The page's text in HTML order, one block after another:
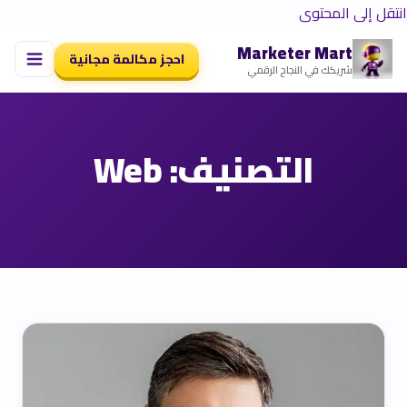
انتقل إلى المحتوى
Marketer Mart
شريكك في النجاح الرقمي احجز مكالمة مجانية
التصنيف:Web